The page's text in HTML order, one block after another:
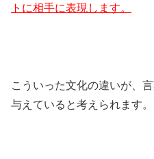
トに相手に表現します。
こういった文化の違いが、
与えていると考えられます。